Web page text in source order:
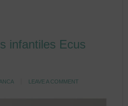
infantiles Ecus
LEAVE A COMMENT